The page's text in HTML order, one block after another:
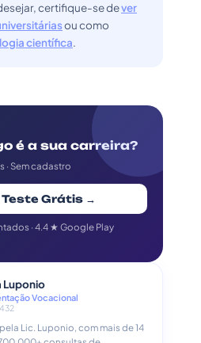
certifique-se dever
ou como
científica.
é a sua carreira?
· Sem cadastro
Teste Grátis →
· 4.4 ★ Google Play
Luponio
Vocacional
Lic. Luponio, com mais de 14